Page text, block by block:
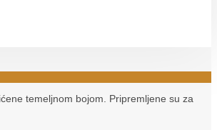
temeljnom bojom. Pripremljene su za